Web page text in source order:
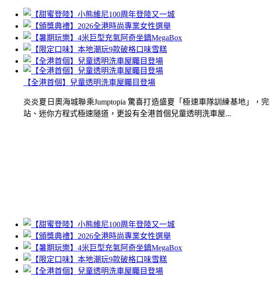
【全港首個】兒童透明洗車屋矚目登場
炎炎夏日奧海城聯乘Jumptopia 驚喜打造盛夏「極速車隊訓練基地」
站、迷你方程式極速隧道，更設有全港首個兒童透明洗車屋...